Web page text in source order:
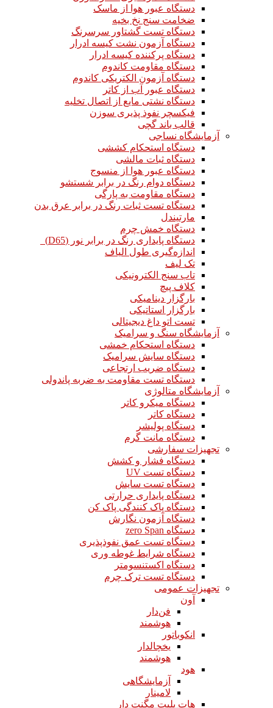
دستگاه عبور هوا از ماسک
ضخامت سنج نخ بخیه
دستگاه تست گشتاور سرسرنگ
دستگاه آزمون نشت کیسه ادرار
دستگاه پرکننده کیسه ادرار
دستگاه مقاومت کاندوم
دستگاه آزمون الکتریکی کاندوم
دستگاه عبور آب از کاتر
دستگاه نشتی مایع از اتصال تخلیه
فیکسچر نفوذ پذیری سوزن
قالب باند گچی
آزمایشگاه نساجی
دستگاه استحکام کششی
دستگاه ثبات مالشی
دستگاه عبور هوا از منسوج
دستگاه دوام رنگ در برابر شستشو
دستگاه مقاومت به پارگی
دستگاه تست ثبات رنگ در برابر عرق بدن
مارتیندل
دستگاه خمش چرم
دستگاه پایداری رنگ در برابر نور (D65)
اندازه‌گیری طول الیاف
تک لیف
تاب سنج الکترونیکی
کلاف پیچ
بارگزار دینامیکی
بارگزار استاتیکی
تست اتو داغ دیجیتالی
آزمایشگاه سنگ و سرامیک
دستگاه استحکام خمشی
دستگاه سایش سرامیک
دستگاه ضریب ارتجاعی
دستگاه تست مقاومت به ضربه پاندولی
آزمایشگاه متالوژی
دستگاه میکرو کاتر
دستگاه کاتر
دستگاه پولیشر
دستگاه مانت گرم
تجهیزات سفارشی
دستگاه فشار و کشش
دستگاه تست UV
دستگاه تست سایش
دستگاه پایداری حرارتی
دستگاه پاک کنندگی پاک کن
دستگاه آزمون نگارش
دستگاه zero Span
دستگاه تست عمق نفوذپذیری
دستگاه شرایط غوطه وری
دستگاه اکستنسومتر
دستگاه تست ترک چرم
تجهیزات عمومی
آون
فن‌دار
هوشمند
انکوباتور
یخچالدار
هوشمند
هود
آزمایشگاهی
لامینار​​​​​​​
هات پلیت مگنت دار​​​​​​​